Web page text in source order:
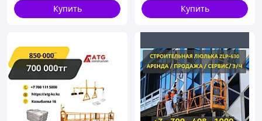
Купить Купить